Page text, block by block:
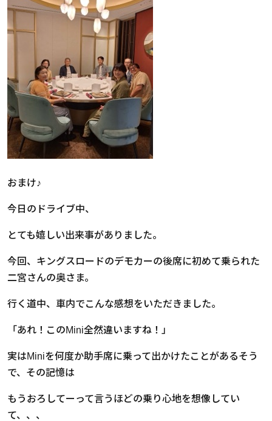
おまけ♪
今日のドライブ中、
とても嬉しい出来事がありました。
今回、キングスロードのデモカーの後席に初めて乗られた
二宮さんの奥さま。
行く道中、車内でこんな感想をいただきました。
「あれ！このMini全然違いますね！」
実はMiniを何度か助手席に乗って出かけたことがあるそう
で、その記憶は
もうおろしてーって言うほどの乗り心地を想像してい
て、、、